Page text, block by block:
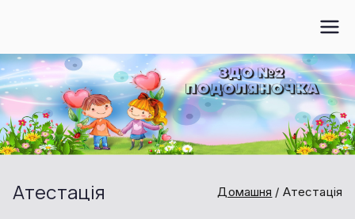
Атестація Домашня Атестація